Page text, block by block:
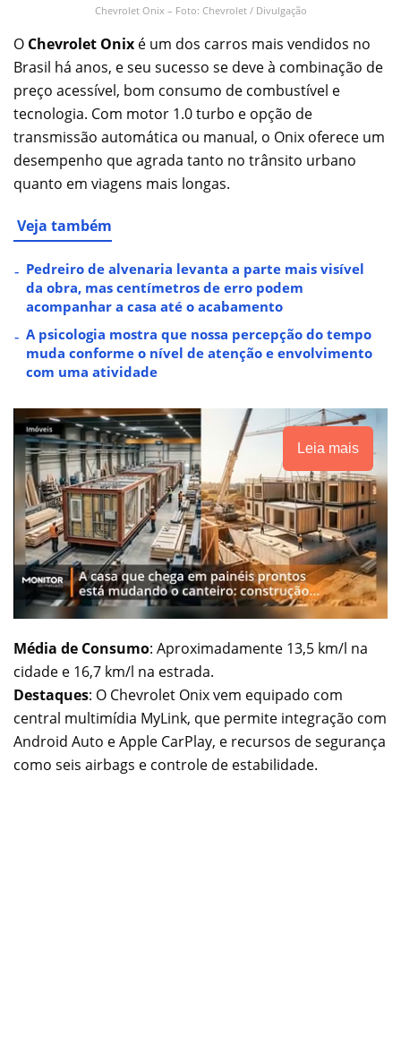
Chevrolet Onix – Foto: Chevrolet / Divulgação
O Chevrolet Onix é um dos carros mais vendidos no
Brasil há anos, e seu sucesso se deve à combinação de
preço acessível, bom consumo de combustível e
tecnologia. Com motor 1.0 turbo e opção de
transmissão automática ou manual, o Onix oferece um
desempenho que agrada tanto no trânsito urbano
quanto em viagens mais longas.
Veja também
Pedreiro de alvenaria levanta a parte mais visível
da obra, mas centímetros de erro podem
acompanhar a casa até o acabamento
A psicologia mostra que nossa percepção do tempo
muda conforme o nível de atenção e envolvimento
com uma atividade
Leia mais
Média de Consumo: Aproximadamente 13,5 km/l na
cidade e 16,7 km/l na estrada.
Destaques: O Chevrolet Onix vem equipado com
central multimídia MyLink, que permite integração com
Android Auto e Apple CarPlay, e recursos de segurança
como seis airbags e controle de estabilidade.